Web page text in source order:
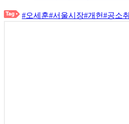
#오세훈#서울시장#개헌#공소